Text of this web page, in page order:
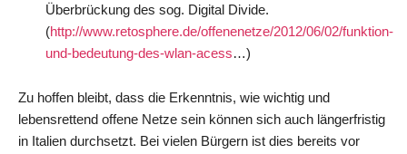
Überbrückung des sog. Digital Divide.
(http://www.retosphere.de/offenenetze/2012/06/02/funktion-
und-bedeutung-des-wlan-acess…)
Zu hoffen bleibt, dass die Erkenntnis, wie wichtig und
lebensrettend offene Netze sein können sich auch längerfristig
in Italien durchsetzt. Bei vielen Bürgern ist dies bereits vor